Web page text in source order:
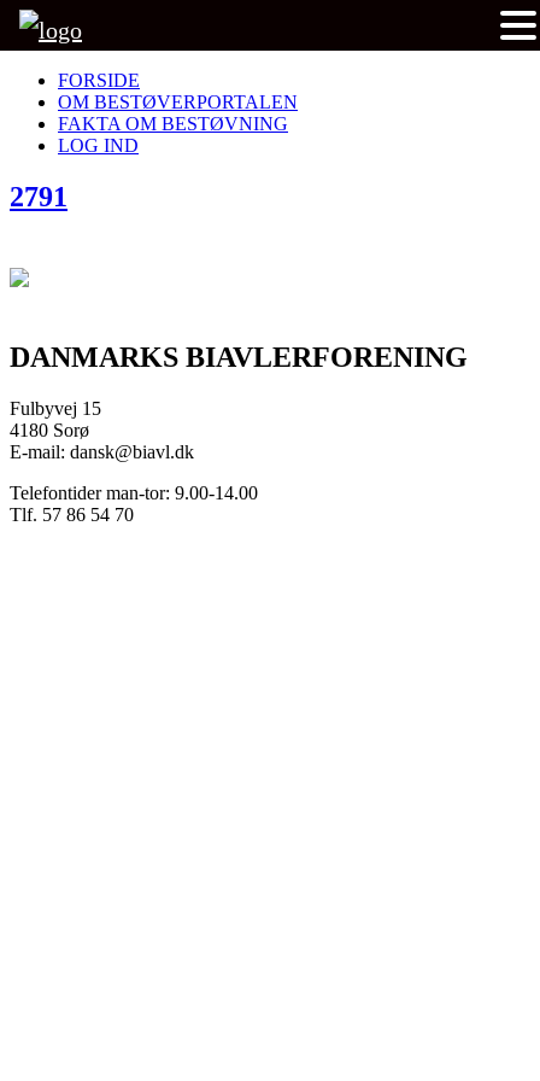
FORSIDE
OM BESTØVERPORTALEN
FAKTA OM BESTØVNING
LOG IND
2791
DANMARKS BIAVLERFORENING
Fulbyvej 15
4180 Sorø
E-mail: dansk@biavl.dk
Telefontider man-tor: 9.00-14.00
Tlf. 57 86 54 70